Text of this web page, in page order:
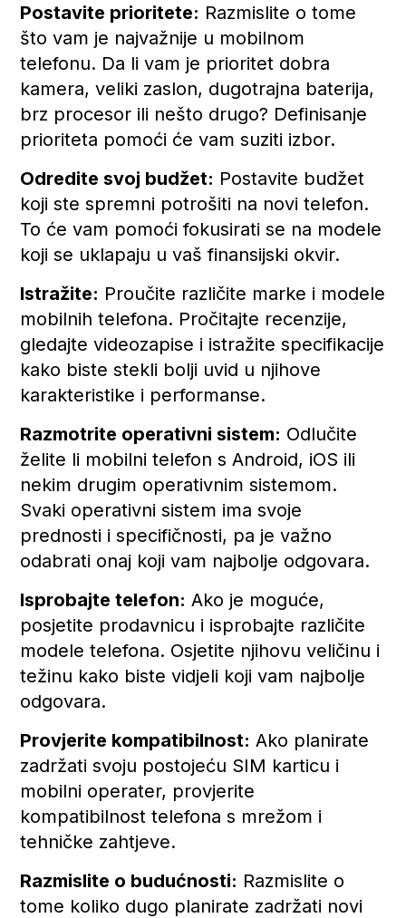
Postavite prioritete: Razmislite o tome
što vam je najvažnije u mobilnom
telefonu. Da li vam je prioritet dobra
kamera, veliki zaslon, dugotrajna baterija,
brz procesor ili nešto drugo? Definisanje
prioriteta pomoći će vam suziti izbor.
Odredite svoj budžet: Postavite budžet
koji ste spremni potrošiti na novi telefon.
To će vam pomoći fokusirati se na modele
koji se uklapaju u vaš finansijski okvir.
Istražite: Proučite različite marke i modele
mobilnih telefona. Pročitajte recenzije,
gledajte videozapise i istražite specifikacije
kako biste stekli bolji uvid u njihove
karakteristike i performanse.
Razmotrite operativni sistem: Odlučite
želite li mobilni telefon s Android, iOS ili
nekim drugim operativnim sistemom.
Svaki operativni sistem ima svoje
prednosti i specifičnosti, pa je važno
odabrati onaj koji vam najbolje odgovara.
Isprobajte telefon: Ako je moguće,
posjetite prodavnicu i isprobajte različite
modele telefona. Osjetite njihovu veličinu i
težinu kako biste vidjeli koji vam najbolje
odgovara.
Provjerite kompatibilnost: Ako planirate
zadržati svoju postojeću SIM karticu i
mobilni operater, provjerite
kompatibilnost telefona s mrežom i
tehničke zahtjeve.
Razmislite o budućnosti: Razmislite o
tome koliko dugo planirate zadržati novi